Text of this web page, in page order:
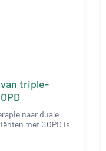
triple-
naar duale
met COPD is